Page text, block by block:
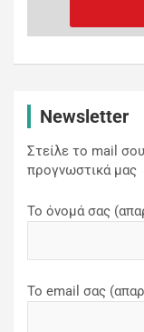
Newsletter
Στείλε το mail
προγνωστικά μας
Το όνομά σας
Το email σας